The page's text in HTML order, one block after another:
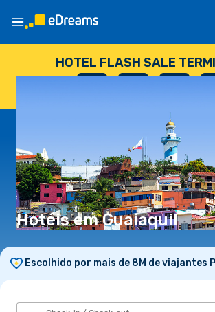
HOTEL FLASH SALE
Hotéis em Guaiaquil
Escolhido por mais de 8M de viajantes